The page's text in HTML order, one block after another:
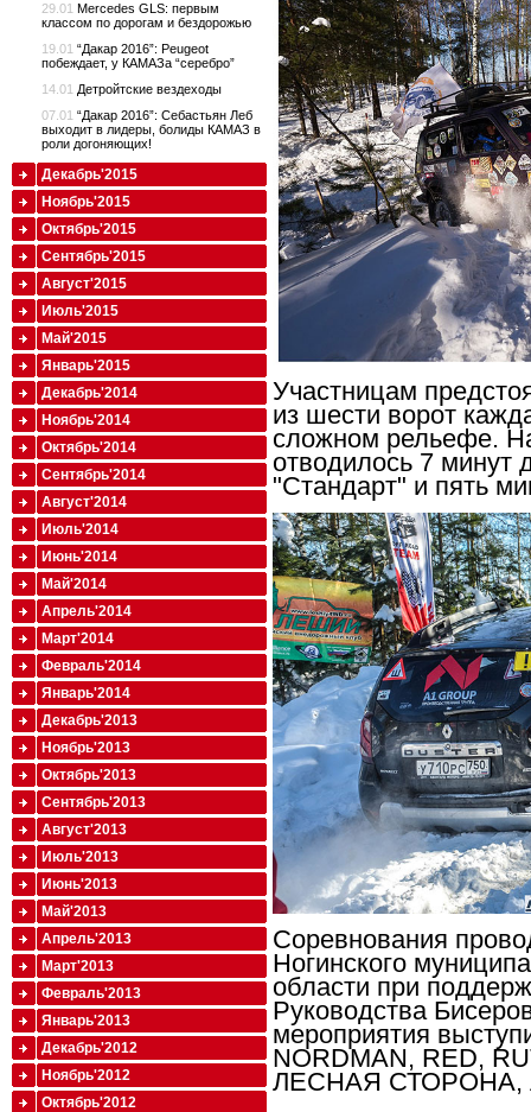
Участницам
из шести ворот
сложном рельефе.
отводилось 7 минут
"Стандарт" и пять
Соревнования
Ногинского
области при
Руководства
мероприятия
NORDMAN, RED,
ЛЕСНАЯ СТОРОНА,
29.01 Mercedes GLS: первым
классом по дорогам и бездорожью
19.01 “Дакар 2016”: Peugeot
побеждает, у КАМАЗа “серебро”
14.01 Детройтские вездеходы
07.01 “Дакар 2016”: Себастьян Леб
выходит в лидеры, болиды КАМАЗ в
роли догоняющих!
Декабрь'2015
Ноябрь'2015
Октябрь'2015
Сентябрь'2015
Август'2015
Июль'2015
Май'2015
Январь'2015
Декабрь'2014
Ноябрь'2014
Октябрь'2014
Сентябрь'2014
Август'2014
Июль'2014
Июнь'2014
Май'2014
Апрель'2014
Март'2014
Февраль'2014
Январь'2014
Декабрь'2013
Ноябрь'2013
Октябрь'2013
Сентябрь'2013
Август'2013
Июль'2013
Июнь'2013
Май'2013
Апрель'2013
Март'2013
Февраль'2013
Январь'2013
Декабрь'2012
Ноябрь'2012
Октябрь'2012